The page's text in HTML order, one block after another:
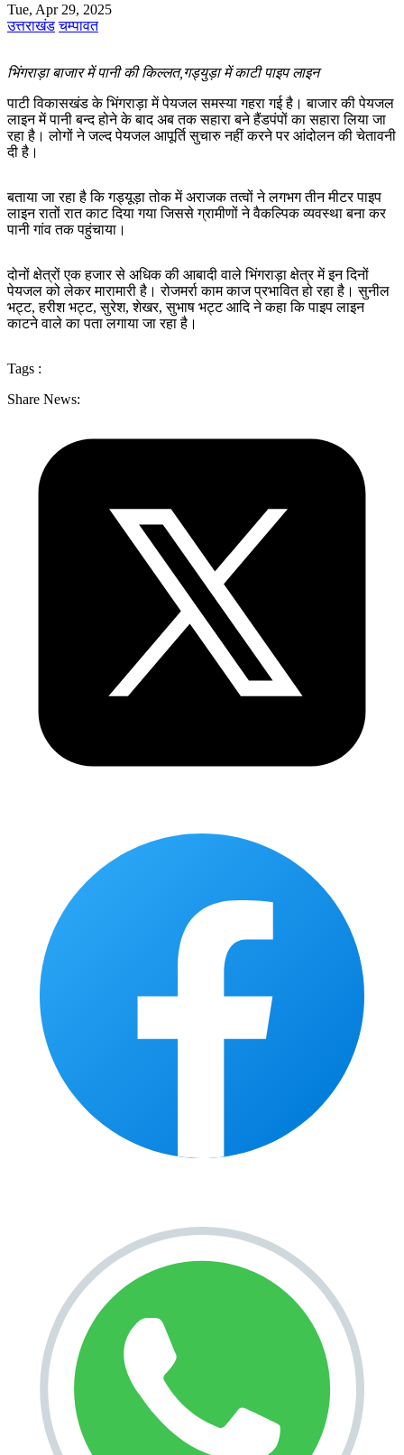
Tue, Apr 29, 2025
उत्तराखंड चम्पावत
भिंगराड़ा बाजार में पानी की किल्लत,गड्युड़ा में काटी पाइप लाइन
पाटी विकासखंड के भिंगराड़ा में पेयजल समस्या गहरा गई है। बाजार की पेयजल
लाइन में पानी बन्द होने के बाद अब तक सहारा बने हैंडपंपों का सहारा लिया जा
रहा है। लोगों ने जल्द पेयजल आपूर्ति सुचारु नहीं करने पर आंदोलन की चेतावनी
दी है।
बताया जा रहा है कि गड्यूड़ा तोक में अराजक तत्वों ने लगभग तीन मीटर पाइप
लाइन रातों रात काट दिया गया जिससे ग्रामीणों ने वैकल्पिक व्यवस्था बना कर
पानी गांव तक पहुंचाया।
दोनों क्षेत्रों एक हजार से अधिक की आबादी वाले भिंगराड़ा क्षेत्र में इन दिनों
पेयजल को लेकर मारामारी है। रोजमर्रा काम काज प्रभावित हो रहा है। सुनील
भट्ट, हरीश भट्ट, सुरेश, शेखर, सुभाष भट्ट आदि ने कहा कि पाइप लाइन
काटने वाले का पता लगाया जा रहा है।
Tags :
Share News: